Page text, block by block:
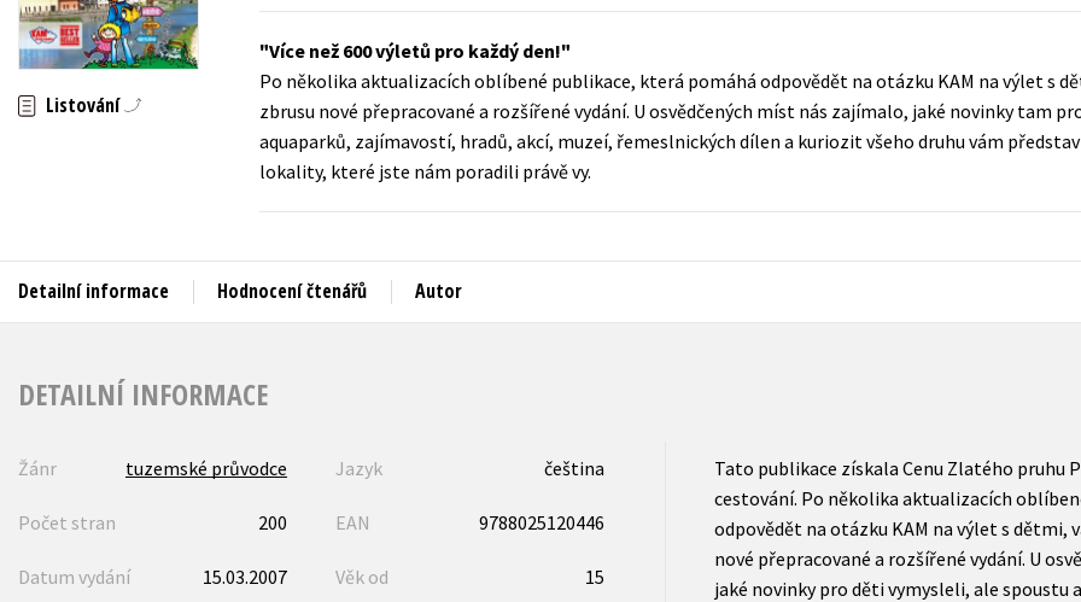
Auto - moto
Beletrie pro děti
Beletrie pro dospělé
Jazyky
Kalendáře
Kariéra a osobní rozvoj
Komiks
Populárně - naučná pro dospělé
Předškoláci
Příroda a zahrada
Zahraniční literatura
Zdraví a životní styl
Všechny tituly
Listování
Více než 600 výletů pro každý den!
Po několika aktualizacích oblíbené publikace, která pomáhá odpovědět na otázku KAM na výlet s
zbrusu nové přepracované a rozšířené vydání. U osvědčených míst nás zajímalo, jaké novinky tam
aquaparků, zajímavostí, hradů, akcí, muzeí, řemeslnických dílen a kuriozit všeho druhu vám
lokality, které jste nám poradili právě vy.
Detailní informace Hodnocení čtenářů Autor
DETAILNÍ INFORMACE
Žánr tuzemské průvodce Jazyk čeština
Počet stran 200 EAN 9788025120446
Datum vydání 15.03.2007 Věk od 15
Tato publikace získala Cenu Zlatého pruhu
cestování. Po několika aktualizacích
odpovědět na otázku KAM na výlet s dětmi,
nové přepracované a rozšířené vydání. U
jaké novinky pro děti vymysleli, ale spoustu